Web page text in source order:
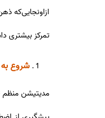
ازاونجایی‌که
تمرکز بیشتری
شروع
مدیتیشن منظم